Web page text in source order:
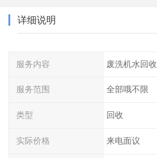
详细说明
服务内容 废洗机水回收
服务范围 全部哦不限
类型 回收
实际价格 来电面议